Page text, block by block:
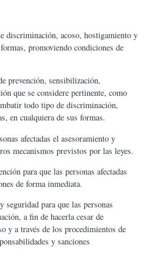
discriminación, acoso, hostigamiento y
promoviendo condiciones de
prevención, sensibilización,
que se considere pertinente, como
todo tipo de discriminación,
en cualquiera de sus formas.
afectadas el asesoramiento y
mecanismos previstos por las leyes.
para que las personas afectadas
de forma inmediata.
seguridad para que las personas
a fin de hacerla cesar de
y a través de los procedimientos de
y sanciones